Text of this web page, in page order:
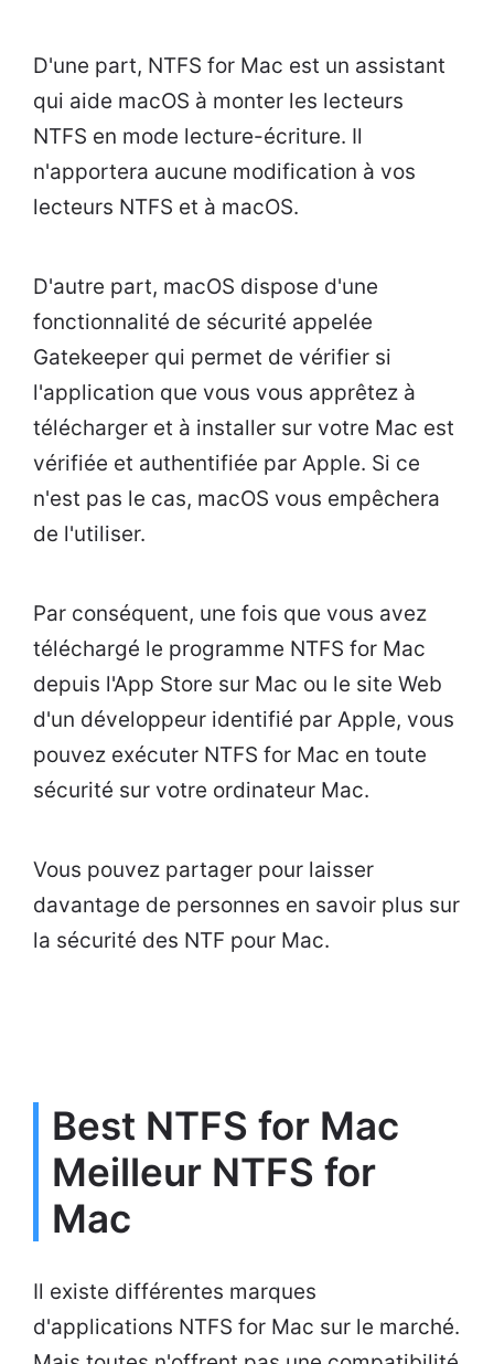
D'une part, NTFS for Mac est un assistant
qui aide macOS à monter les lecteurs
NTFS en mode lecture-écriture. Il
n'apportera aucune modification à vos
lecteurs NTFS et à macOS.
D'autre part, macOS dispose d'une
fonctionnalité de sécurité appelée
Gatekeeper qui permet de vérifier si
l'application que vous vous apprêtez à
télécharger et à installer sur votre Mac est
vérifiée et authentifiée par Apple. Si ce
n'est pas le cas, macOS vous empêchera
de l'utiliser.
Par conséquent, une fois que vous avez
téléchargé le programme NTFS for Mac
depuis l'App Store sur Mac ou le site Web
d'un développeur identifié par Apple, vous
pouvez exécuter NTFS for Mac en toute
sécurité sur votre ordinateur Mac.
Vous pouvez partager pour laisser
davantage de personnes en savoir plus sur
la sécurité des NTF pour Mac.
Best NTFS for Mac
Meilleur NTFS for
Mac
Il existe différentes marques
d'applications NTFS for Mac sur le marché.